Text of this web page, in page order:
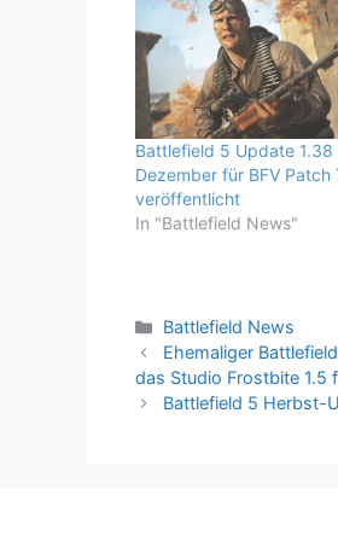
Battlefield 5 Update 1.38
Dezember für BFV Patch
veröffentlicht
In "Battlefield News"
Kategorien
Battlefield News
Ehemaliger
das Studio Frostbite 1.5
Battlefield 5 Herbst-